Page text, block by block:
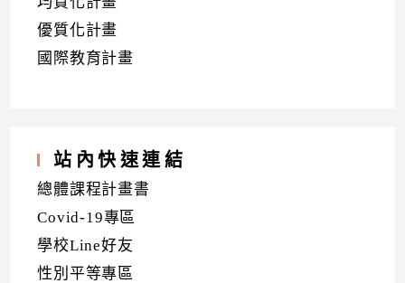
優質化計畫
國際教育計畫
站內快速連結
總體課程計畫書
Covid-19專區
學校Line好友
性別平等專區